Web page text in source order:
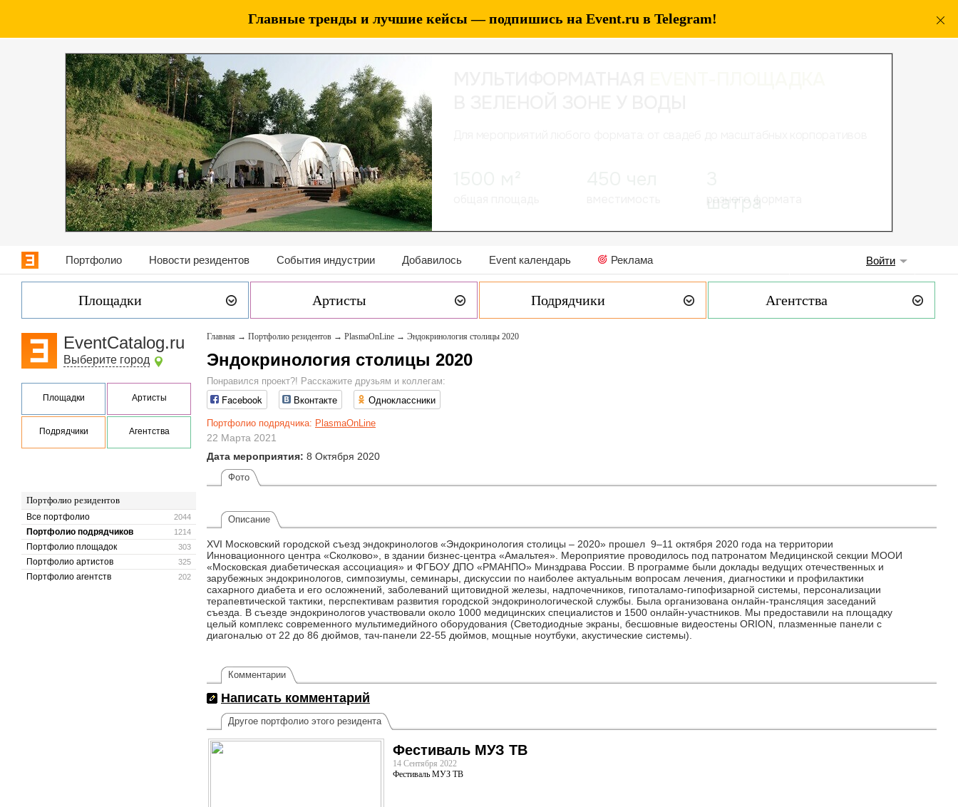
Главные тренды и лучшие кейсы — подпишись на Event.ru в Telegram!
Портфолио Новости резидентов События индустрии Добавилось Event календарь Реклама Войти
Площадки Артисты Подрядчики Агентства
EventCatalog.ru
Выберите город
Площадки Артисты
Подрядчики Агентства
Портфолио резидентов
2044
Все портфолио
1214
Портфолио подрядчиков
303
Портфолио площадок
325
Портфолио артистов
202
Портфолио агентств
Главная → Портфолио резидентов → PlasmaOnLine → Эндокринология столицы 2020
Эндокринология столицы 2020
Понравился проект?! Расскажите друзьям и коллегам:
Facebook Вконтакте Одноклассники
Портфолио подрядчика: PlasmaOnLine
22 Марта 2021
Дата мероприятия: 8 Октября 2020
Фото
Описание
XVI Московский городской съезд эндокринологов «Эндокринология столицы – 2020» прошел 9–11 октября 2020 года на территории
Инновационного центра «Сколково», в здании бизнес-центра «Амальтея». Мероприятие проводилось под патронатом Медицинской секции МООИ
«Московская диабетическая ассоциация» и ФГБОУ ДПО «РМАНПО» Минздрава России. В программе были доклады ведущих отечественных и
зарубежных эндокринологов, симпозиумы, семинары, дискуссии по наиболее актуальным вопросам лечения, диагностики и профилактики
сахарного диабета и его осложнений, заболеваний щитовидной железы, надпочечников, гипоталамо-гипофизарной системы, персонализации
терапевтической тактики, перспективам развития городской эндокринологической службы. Была организована онлайн-трансляция заседаний
съезда. В съезде эндокринологов участвовали около 1000 медицинских специалистов и 1500 онлайн-участников. Мы предоставили на площадку
целый комплекс современного мультимедийного оборудования (Светодиодные экраны, бесшовные видеостены ORION, плазменные панели с
диагональю от 22 до 86 дюймов, тач-панели 22-55 дюймов, мощные ноутбуки, акустические системы).
Комментарии
Написать комментарий
Другое портфолио этого резидента
Фестиваль МУЗ ТВ
14 Сентября 2022
Фестиваль МУЗ ТВ